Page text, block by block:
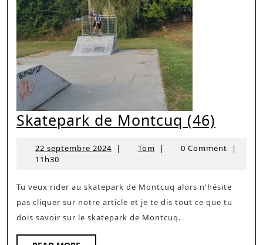
Skatepark de Montcuq (46)
22 septembre 202422| TomTom
| 0 Comment
|
11h30
Tu veux rider au skatepark de Montcuq alors n'hésite
pas cliquer sur notre article et je te dis tout ce que tu
dois savoir sur le skatepark de Montcuq.